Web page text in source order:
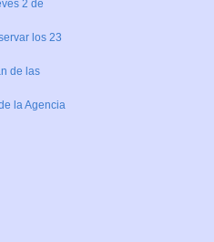
2 de
los 23
de las
la Agencia